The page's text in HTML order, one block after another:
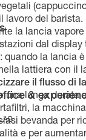
&
del
la lancia
dal
la lancia
lattiera con il
il flusso di
una lunga durata
la
bevanda per
e per